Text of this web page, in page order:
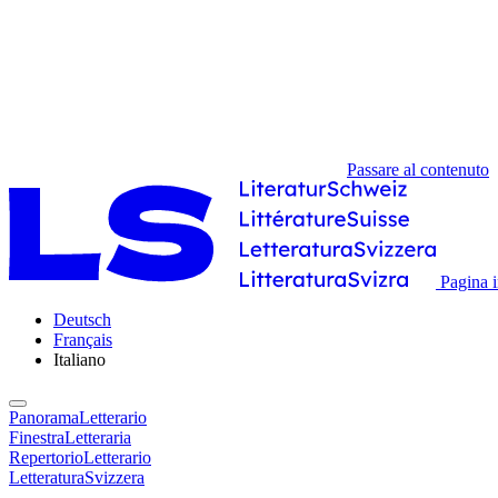
Passare al contenuto
Pagina
Deutsch
Français
Italiano
PanoramaLetterario
FinestraLetteraria
RepertorioLetterario
LetteraturaSvizzera